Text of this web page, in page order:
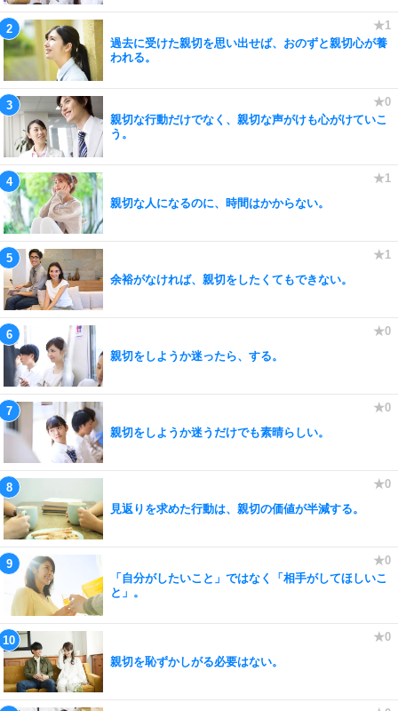
過去に受けた親切を思い出せば、おのずと親切心が養
われる。
親切な行動だけでなく、親切な声がけも心がけていこ
う。
親切な人になるのに、時間はかからない。
余裕がなければ、親切をしたくてもできない。
親切をしようか迷ったら、する。
親切をしようか迷うだけでも素晴らしい。
見返りを求めた行動は、親切の価値が半減する。
「自分がしたいこと」ではなく「相手がしてほしいこ
と」。
親切を恥ずかしがる必要はない。